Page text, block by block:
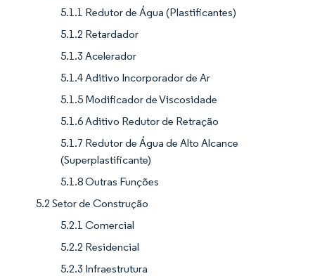
5.1.1 Redutor de Água (Plastificantes)
5.1.2 Retardador
5.1.3 Acelerador
5.1.4 Aditivo Incorporador de Ar
5.1.5 Modificador de Viscosidade
5.1.6 Aditivo Redutor de Retração
5.1.7 Redutor de Água de Alto Alcance
(Superplastificante)
5.1.8 Outras Funções
5.2 Setor de Construção
5.2.1 Comercial
5.2.2 Residencial
5.2.3 Infraestrutura